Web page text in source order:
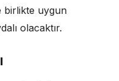
birlikte uygun
olacaktır.